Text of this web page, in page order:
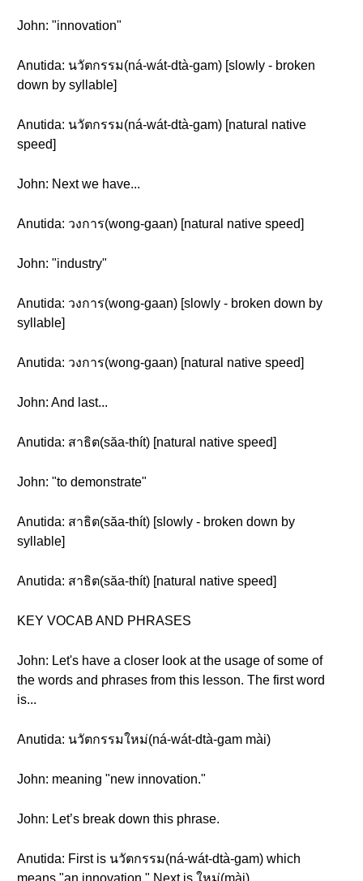
John: "innovation"
Anutida: นวัตกรรม(ná-wát-dtà-gam) [slowly - broken
down by syllable]
Anutida: นวัตกรรม(ná-wát-dtà-gam) [natural native
speed]
John: Next we have...
Anutida: วงการ(wong-gaan) [natural native speed]
John: "industry"
Anutida: วงการ(wong-gaan) [slowly - broken down by
syllable]
Anutida: วงการ(wong-gaan) [natural native speed]
John: And last...
Anutida: สาธิต(săa-thít) [natural native speed]
John: "to demonstrate"
Anutida: สาธิต(săa-thít) [slowly - broken down by
syllable]
Anutida: สาธิต(săa-thít) [natural native speed]
KEY VOCAB AND PHRASES
John: Let's have a closer look at the usage of some of
the words and phrases from this lesson. The first word
is...
Anutida: นวัตกรรมใหม่(ná-wát-dtà-gam mài)
John: meaning "new innovation."
John: Let’s break down this phrase.
Anutida: First is นวัตกรรม(ná-wát-dtà-gam) which
means "an innovation." Next is ใหม่(mài)